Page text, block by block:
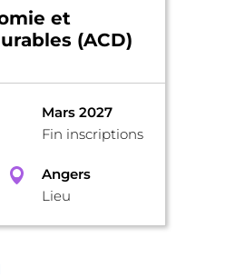
et
(ACD)
Mars 2027
Fin inscriptions
Angers
Lieu